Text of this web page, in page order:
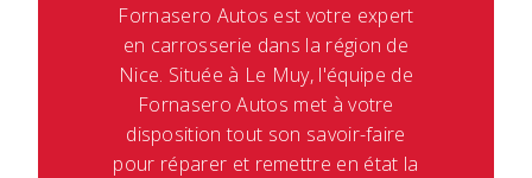
Fornasero Autos est votre expert
en carrosserie dans la région de
Nice. Située à Le Muy, l'équipe de
Fornasero Autos met à votre
disposition tout son savoir-faire
pour réparer et remettre en état la